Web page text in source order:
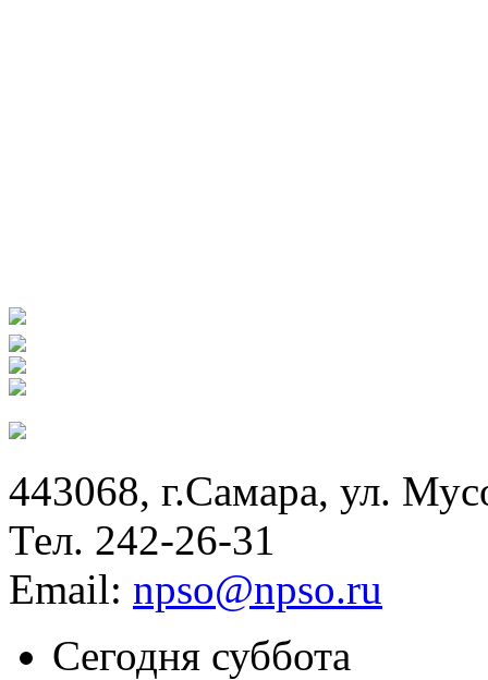
443068, г.Самара, ул.
Тел. 242-26-31
Email: npso@npso.ru
Сегодня суббота